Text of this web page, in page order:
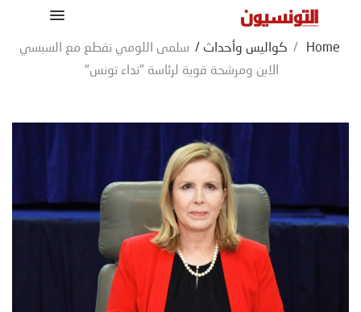
Home
/ كواليس وأحداث / سلمى اللومي تقطع مع السبسي
الابن ومرشحة قوية لرئاسة "نداء تونس"